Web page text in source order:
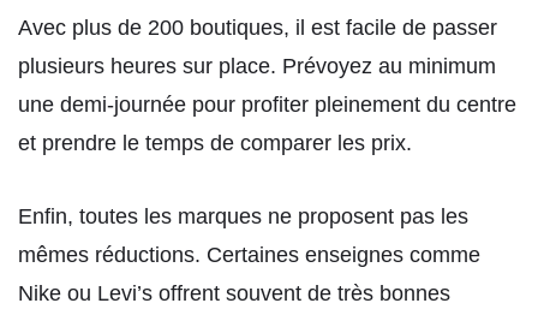
Avec plus de 200 boutiques, il est facile de passer
plusieurs heures sur place. Prévoyez au minimum
une demi-journée pour profiter pleinement du centre
et prendre le temps de comparer les prix.
Enfin, toutes les marques ne proposent pas les
mêmes réductions. Certaines enseignes comme
Nike ou Levi’s offrent souvent de très bonnes